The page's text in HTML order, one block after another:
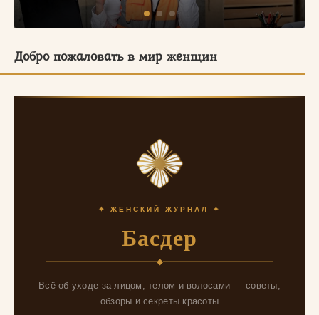
Добро пожаловать в мир женщин
✦ ЖЕНСКИЙ ЖУРНАЛ ✦
Басдер
◆
Всё об уходе за лицом, телом и волосами — советы,
обзоры и секреты красоты